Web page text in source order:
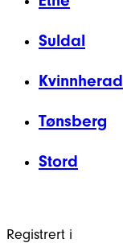
Suldal
Kvinnherad
Tønsberg
Stord
Registrert i